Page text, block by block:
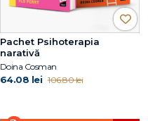
Pachet Psihoterapia
narativă
Doina Cosman
64.08 lei 106.80 lei